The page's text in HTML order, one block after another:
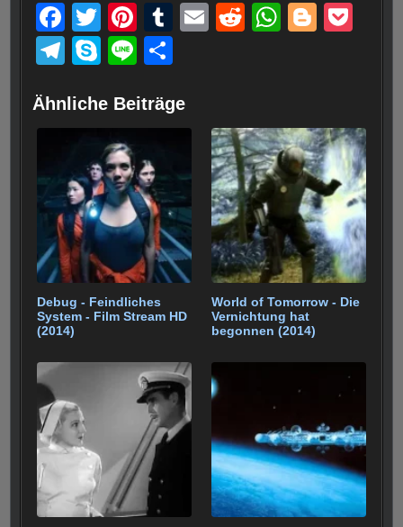
F
a
c
e
b
o
k
T
wi
tt
er
Pi
nt
er
e
st
T
bl
r
E
R
t
W
A
p
p
Bl
er
T
e
gr
a
m
S
p
e
Li
e
e
n
Ähnliche Beiträge
Debug - Feindliches
System - Film Stream HD
(2014)
World of Tomorrow - Die
Vernichtung hat
begonnen (2014)